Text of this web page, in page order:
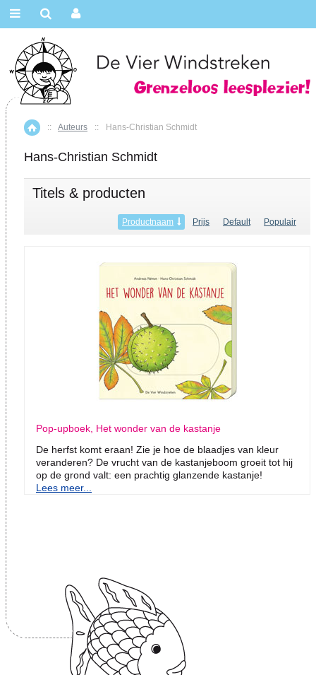
Home
:: Auteurs :: Hans-Christian Schmidt
Hans-Christian Schmidt
Titels & producten
Productnaam Prijs Default Populair
Pop-upboek, Het wonder van de kastanje
De herfst komt eraan! Zie je hoe de blaadjes van kleur
veranderen? De vrucht van de kastanjeboom groeit tot hij
op de grond valt: een prachtig glanzende kastanje!
Lees meer...